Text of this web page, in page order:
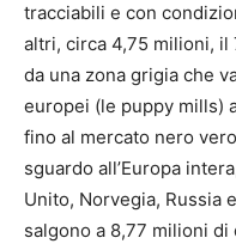
tracciabili e con
altri, circa 4,75 milioni, il
da una zona grigia che
europei (le puppy mills)
fino al mercato nero
sguardo all’Europa
Unito, Norvegia, Russia
salgono a 8,77 milioni di